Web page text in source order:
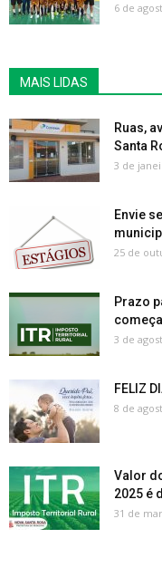
6 de
MAIS LIDAS
Ruas,
Santa
3 de
Envie
25 de
Prazo
3 de
FELIZ
8 de
Valor
2025 é
31 de